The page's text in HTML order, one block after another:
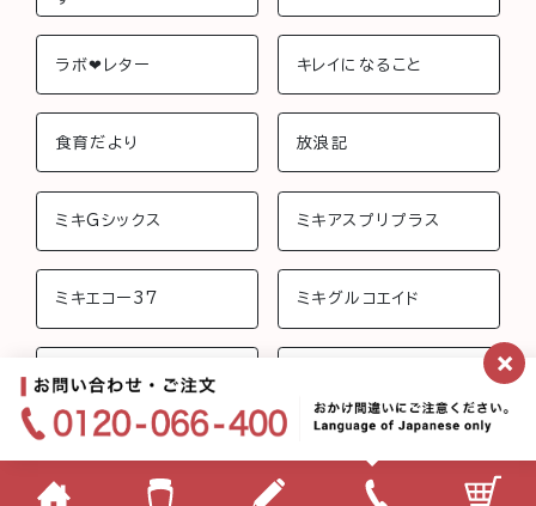
ラボ❤︎レター キレイになること
食育だより 放浪記
ミキGシックス ミキアスプリプラス
ミキエコー37 ミキグルコエイド
ミキさんちのおしゃべり ×